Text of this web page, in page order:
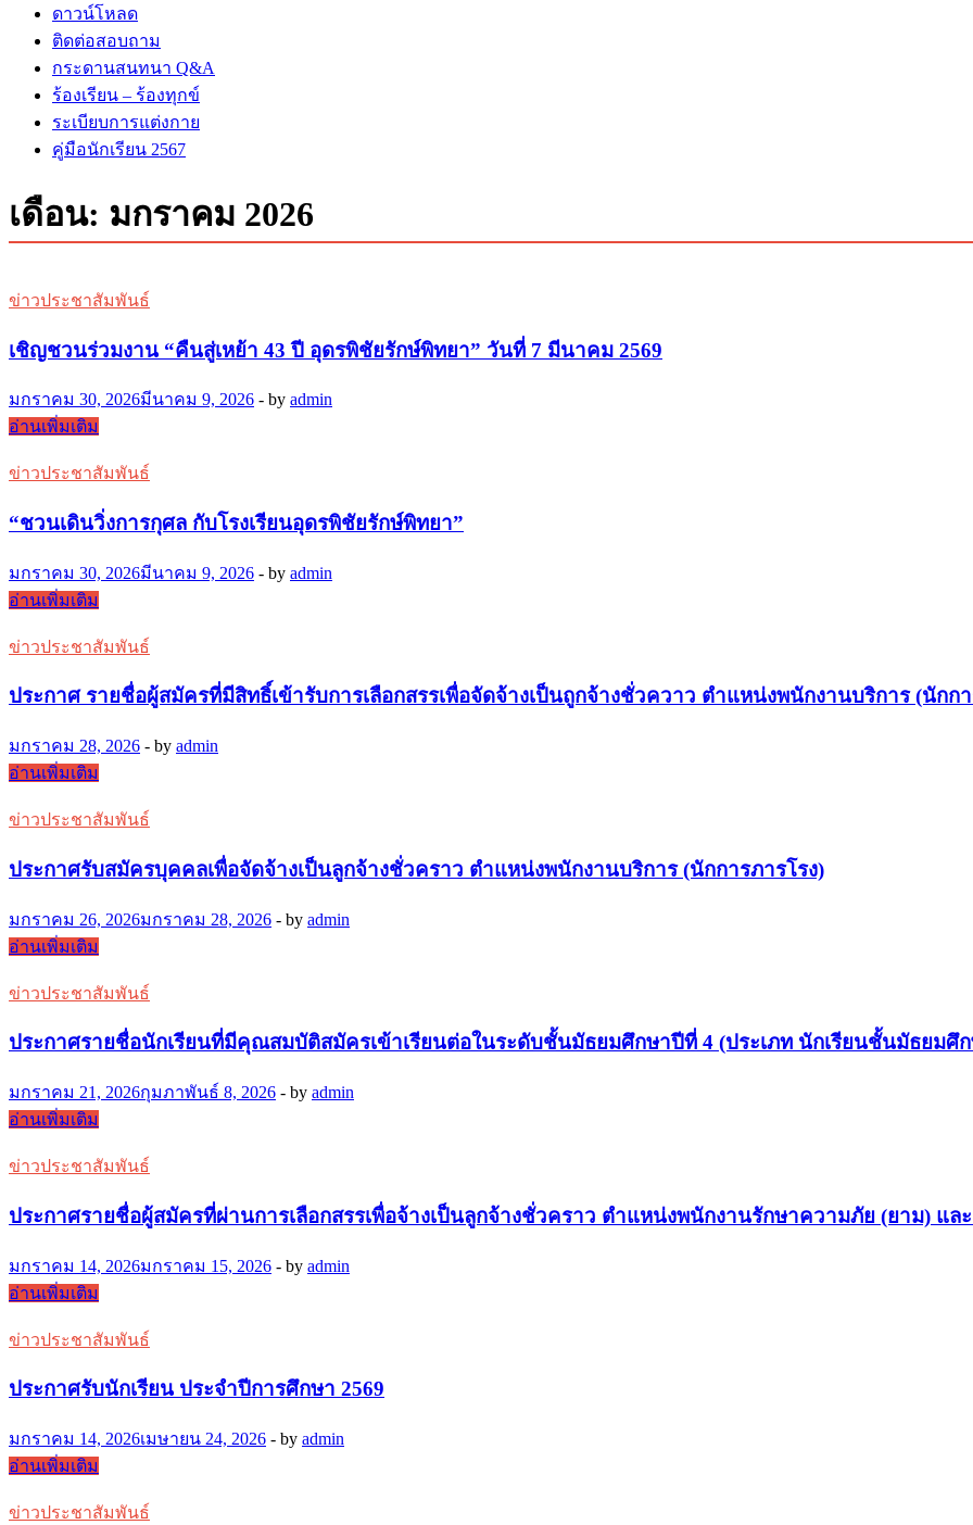
ดาวน์โหลด
ติดต่อสอบถาม
กระดานสนทนา Q&A
ร้องเรียน – ร้องทุกข์
ระเบียบการแต่งกาย
คู่มือนักเรียน 2567
เดือน: มกราคม 2026
ข่าวประชาสัมพันธ์
เชิญชวนร่วมงาน “คืนสู่เหย้า 43 ปี อุดรพิชัยรักษ์พิทยา” วันที่ 7 มีนาคม 2569
มกราคม 30, 2026มีนาคม 9, 2026 - by admin
เชิญ
ร่วม
“คืน
เหย้า
43
พิชัย
พิทยา”
วัน
7
2569
อ่านเพิ่มเติม
ข่าวประชาสัมพันธ์
“ชวนเดินวิ่งการกุศล กับโรงเรียนอุดรพิชัยรักษ์พิทยา”
มกราคม 30, 2026มีนาคม 9, 2026 - by admin
“ชวน
วิ่ง
กุศล
โรงเรียน
พิชัย
พิทยา”
อ่านเพิ่มเติม
ข่าวประชาสัมพันธ์
ประกาศ รายชื่อผู้สมัครที่มีสิทธิ์เข้ารับการเลือกสรรเพื่อจัดจ้างเป็นถูกจ้างชั่วควาว ตำแหน่งพนักงานบริการ (นักกา
มกราคม 28, 2026 - by admin
ประกาศ
ชื่อ
สมัคร
มี
สิทธิ์
เข้า
การ
เพื่อ
จัด
เป็น
ถูก
ชั่ว
ควาว
พนักงาน
(นักการ
อ่านเพิ่มเติม
ข่าวประชาสัมพันธ์
ประกาศรับสมัครบุคคลเพื่อจัดจ้างเป็นลูกจ้างชั่วคราว ตำแหน่งพนักงานบริการ (นักการภารโรง)
มกราคม 26, 2026มกราคม 28, 2026 - by admin
ประกาศ
สมัคร
เพื่อ
จ้าง
ลูกจ้าง
ตำแหน่ง
บริการ
(นักการ
อ่านเพิ่มเติม
ข่าวประชาสัมพันธ์
ประกาศรายชื่อนักเรียนที่มีคุณสมบัติสมัครเข้าเรียนต่อในระดับชั้นมัธยมศึกษาปีที่ 4 (ประเภท นักเรียนชั้นมัธยมศึก
มกราคม 21, 2026กุมภาพันธ์ 8, 2026 - by admin
ประกาศ
ชื่อ
ที่
คุณสมบัติ
สมัคร
เข้า
ต่อ
ระดับ
ชั้น
อ่านเพิ่มเติม
ข่าวประชาสัมพันธ์
ประกาศรายชื่อผู้สมัครที่ผ่านการเลือกสรรเพื่อจ้างเป็นลูกจ้างชั่วคราว ตำแหน่งพนักงานรักษาความภัย (ยาม) แล
มกราคม 14, 2026มกราคม 15, 2026 - by admin
ประกาศ
ชื่อ
สมัคร
ผ่าน
เลือกสรร
อ่านเพิ่มเติม
ข่าวประชาสัมพันธ์
ประกาศรับนักเรียน ประจำปีการศึกษา 2569
มกราคม 14, 2026เมษายน 24, 2026 - by admin
ประกาศ
นักเรียน
อ่านเพิ่มเติม
ข่าวประชาสัมพันธ์